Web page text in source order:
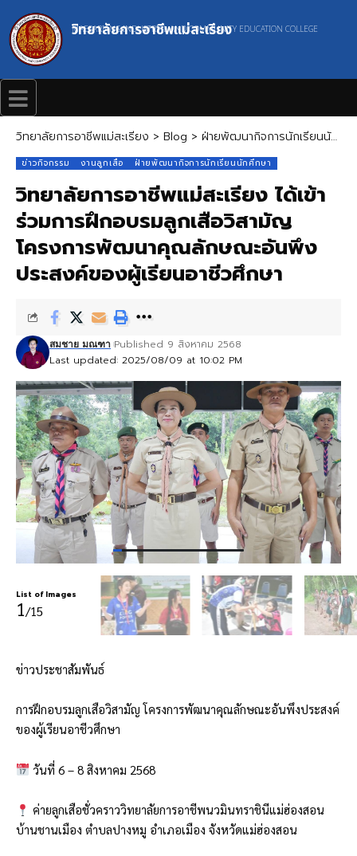
วิทยาลัยการอาชีพแม่สะเรียง
MAESARIANG INDUSTRIAL AND COMMUNITY EDUCATION COLLEGE
วิทยาลัยการอาชีพแม่สะเรียง > Blog > ฝ่ายพัฒนากิจการนักเรียนนักศึกษา
ข่าวกิจกรรม งานลูกเสือ ฝ่ายพัฒนากิจการนักเรียนนักศึกษา
วิทยาลัยการอาชีพแม่สะเรียง ได้เข้า
ร่วมการฝึกอบรมลูกเสือวิสามัญ
โครงการพัฒนาคุณลักษณะอันพึง
ประสงค์ของผู้เรียนอาชีวศึกษา
Last updated: 2025/08/09 at 10:02 PM
สมชาย มณฑา Published 9 สิงหาคม 2568
List of Images
1/15
ข่าวประชาสัมพันธ์
การฝึกอบรมลูกเสือวิสามัญ โครงการพัฒนาคุณลักษณะอันพึงประสงค์
ของผู้เรียนอาชีวศึกษา
วันที่ 6 – 8 สิงหาคม 2568
ค่ายลูกเสือชั่วคราววิทยาลัยการอาชีพนวมินทราชินีแม่ฮ่องสอน
บ้านชานเมือง ตำบลปางหมู อำเภอเมือง จังหวัดแม่ฮ่องสอน